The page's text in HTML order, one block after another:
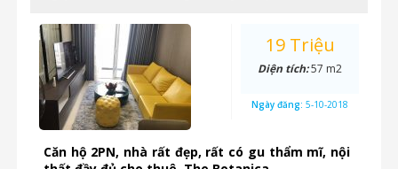
Căn hộ 2PN, nhà rất đẹp, rất có gu thẩm mĩ, nội
19 Triệu
Diện tích:57 m2
Ngày đăng: 5-10-2018